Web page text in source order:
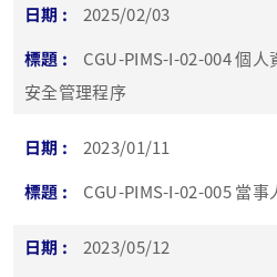
2025/02/03
CGU-PIMS-I-02-004 個
安全管理程序
2023/01/11
CGU-PIMS-I-02-005 當
2023/05/12